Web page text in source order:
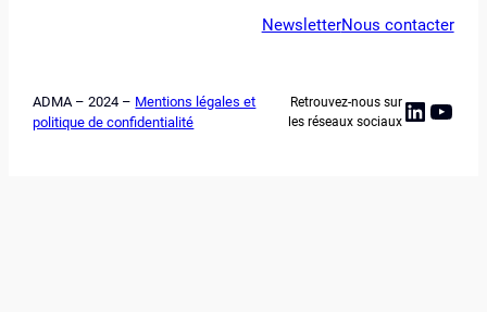
NewsletterNous contacter
ADMA – 2024 – Mentions légales et
politique de confidentialité
Retrouvez-nous sur
les réseaux sociaux